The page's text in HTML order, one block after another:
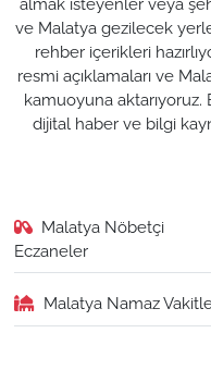
ve Malatya gezilecek
rehber içerikleri
resmi açıklamaları ve
kamuoyuna
dijital haber ve bilgi
Malatya Nöbetçi
Eczaneler
Malatya Namaz